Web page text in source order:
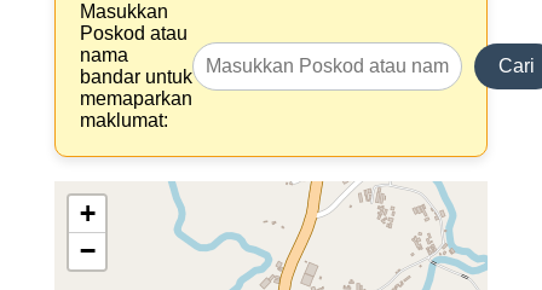
Masukkan
Poskod atau
nama
bandar untuk
memaparkan
maklumat:
Cari
+
−